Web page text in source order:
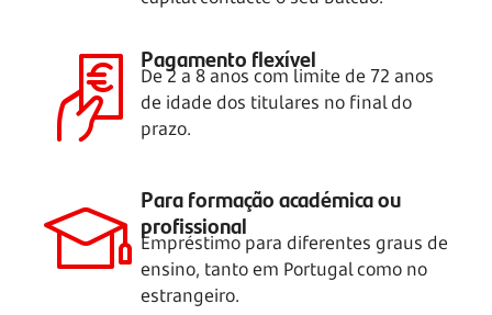
Pagamento flexível
De2 a 8 anos com limite de 72 anos
de idade dos titulares no final do
prazo.
Para formação académica ou
profissional
Empréstimo para diferentes graus de
ensino, tanto em Portugal como no
estrangeiro.